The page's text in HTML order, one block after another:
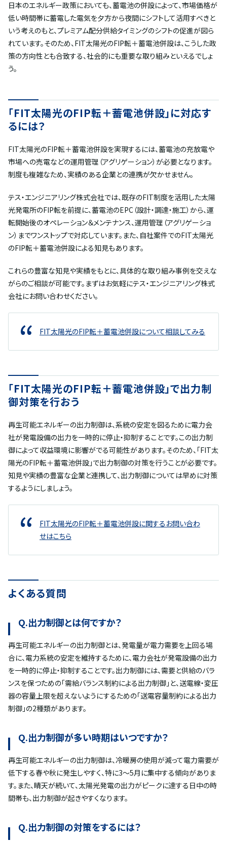
日本のエネルギー政策においても、蓄電池の併設によって、市場価格が
低い時間帯に蓄電した電気を夕方から夜間にシフトして活用すべきと
いう考えのもと、プレミアム配分供給タイミングのシフトの促進が図ら
れています。そのため、FIT太陽光のFIP転＋蓄電池併設は、こうした政
策の方向性とも合致する、社会的にも重要な取り組みといえるでしょ
う。
「FIT太陽光のFIP転＋蓄電池併設」に対応す
るには？
FIT太陽光のFIP転＋蓄電池併設を実現するには、蓄電池の充放電や
市場への売電などの運用管理（アグリゲーション）が必要となります。
制度も複雑なため、実績のある企業との連携が欠かせません。
テス・エンジニアリング株式会社では、既存のFIT制度を活用した太陽
光発電所のFIP転を前提に、蓄電池のEPC（設計・調達・施工）から、運
転開始後のオペレーション＆メンテナンス、運用管理（アグリゲーショ
ン）までワンストップで対応しています。また、自社案件でのFIT太陽光
のFIP転＋蓄電池併設による知見もあります。
これらの豊富な知見や実績をもとに、具体的な取り組み事例を交えな
がらのご相談が可能です。まずはお気軽にテス・エンジニアリング株式
会社にお問い合わせください。
FIT太陽光のFIP転＋蓄電池併設について相談してみる
「FIT太陽光のFIP転＋蓄電池併設」で出力制
御対策を行おう
再生可能エネルギーの出力制御は、系統の安定を図るために電力会
社が発電設備の出力を一時的に停止・抑制することです。この出力制
御によって収益環境に影響がでる可能性があります。そのため、「FIT太
陽光のFIP転＋蓄電池併設」で出力制御の対策を行うことが必要です。
知見や実績の豊富な企業と連携して、出力制御については早めに対策
するようにしましょう。
FIT太陽光のFIP転＋蓄電池併設に関するお問い合わ
せはこちら
よくある質問
Q.出力制御とは何ですか？
再生可能エネルギーの出力制御とは、発電量が電力需要を上回る場
合に、電力系統の安定を維持するために、電力会社が発電設備の出力
を一時的に停止・抑制することです。出力制御には、需要と供給のバラ
ンスを保つための「需給バランス制約による出力制御」と、送電線・変圧
器の容量上限を超えないようにするための「送電容量制約による出力
制御」の2種類があります。
Q.出力制御が多い時期はいつですか？
再生可能エネルギーの出力制御は、冷暖房の使用が減って電力需要が
低下する春や秋に発生しやすく、特に3～5月に集中する傾向がありま
す。また、晴天が続いて、太陽光発電の出力がピークに達する日中の時
間帯も、出力制御が起きやすくなります。
Q.出力制御の対策をするには？